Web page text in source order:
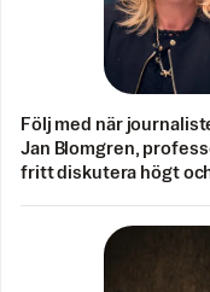
Följ med när
Jan Blomgren,
fritt diskutera högt